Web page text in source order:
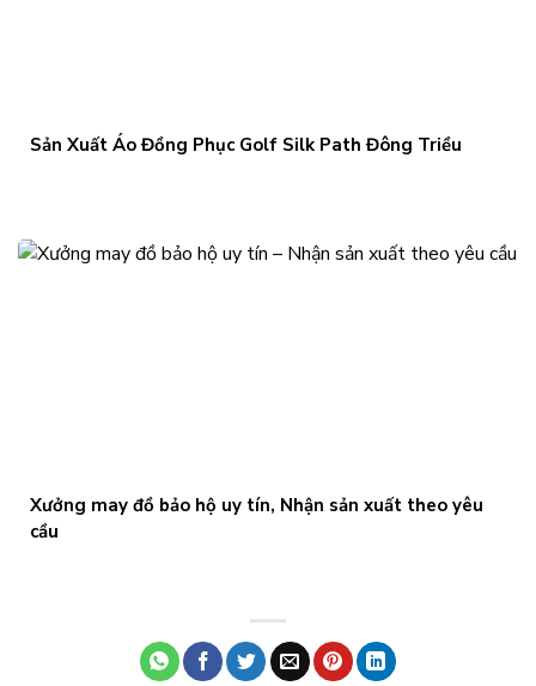
Sản Xuất Áo Đồng Phục Golf Silk Path Đông Triều
Xưởng may đồ bảo hộ uy tín, Nhận sản xuất theo yêu
cầu